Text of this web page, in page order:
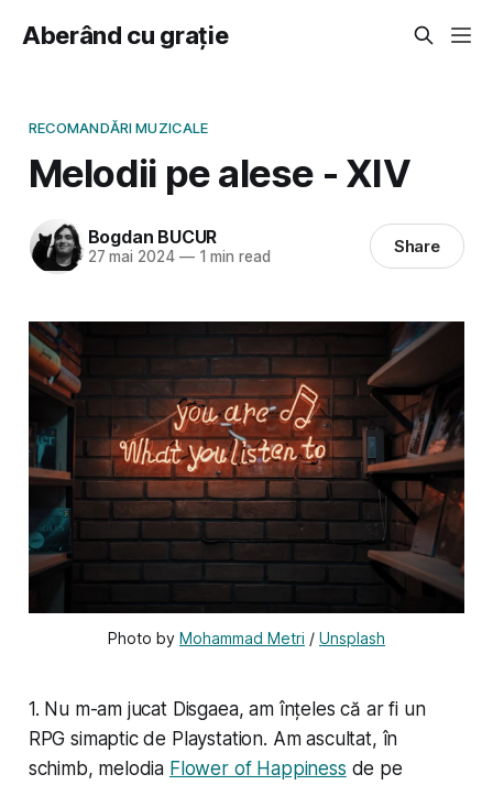
Aberând cu grație
RECOMANDĂRI MUZICALE
Melodii pe alese - XIV
Bogdan BUCUR
27 mai 2024 —1 min read Share
Photo by Mohammad Metri / Unsplash
1. Nu m-am jucat Disgaea, am înțeles că ar fi un
RPG simaptic de Playstation. Am ascultat, în
schimb, melodia Flower of Happiness de pe